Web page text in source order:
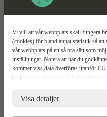
[...]
Vi vill att vår webbplats skall fungera
(cookies) för bland annat statistik så
vår webbplats på ett så bra sätt som
inställningar. Notera att när du
kommer viss data överföras utanför
bolag vet vi inte exakt. Till exempel
risker för dina personuppgifter. De
brottsbekämpande myndigheter i USA
Visa detaljer
Om ToolPal
Om oss
5 enkla steg
Bli kund
Våra depåer
Boka demo
Kundservice